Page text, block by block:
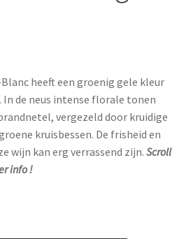
heeft een groenig gele kleur
de neus intense florale tonen
vergezeld door kruidige
kruisbessen. De frisheid en
wijn kan erg verrassend zijn. Scroll
info !